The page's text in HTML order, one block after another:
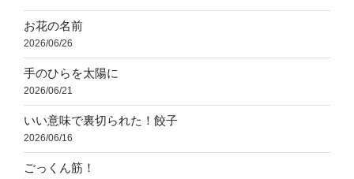
お花の名前
2026/06/26
手のひらを太陽に
2026/06/21
いい意味で裏切られた！餃子
2026/06/16
ごっくん筋！